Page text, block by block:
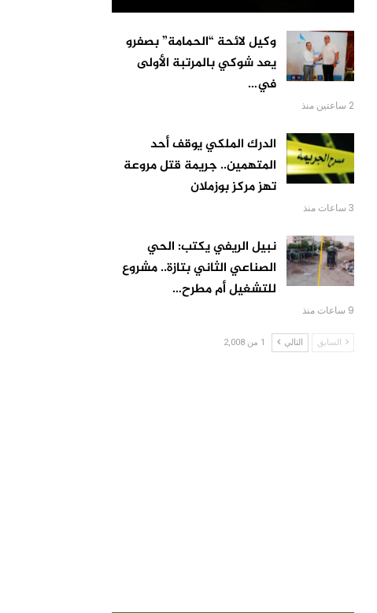
وكيل لائحة “الحمامة” بصفرو
يعد شوكي بالمرتبة الأولى
في…
2 ساعتين منذ
الدرك الملكي يوقف أحد
المتهمين.. جريمة قتل مروعة
تهز مركز بوزملان
3 ساعات منذ
نبيل الريفي يكتب: الحي
الصناعي الثاني بتازة.. مشروع
للتشغيل أم مطرح…
9 ساعات منذ
السابق التالي 1 من 2,008